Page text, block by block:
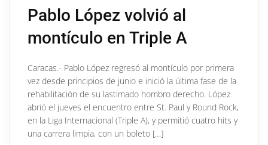
Pablo López volvió al
montículo en Triple A
Caracas.- Pablo López regresó al montículo por primera
vez desde principios de junio e inició la última fase de la
rehabilitación de su lastimado hombro derecho. López
abrió el jueves el encuentro entre St. Paul y Round Rock,
en la Liga Internacional (Triple A), y permitió cuatro hits y
una carrera limpia, con un boleto […]